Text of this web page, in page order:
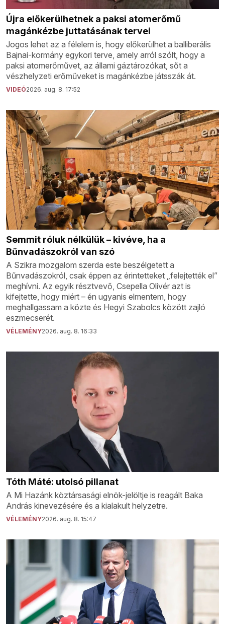
Újra előkerülhetnek a paksi atomerőmű
magánkézbe juttatásának tervei
Jogos lehet az a félelem is, hogy előkerülhet a balliberális
Bajnai-kormány egykori terve, amely arról szólt, hogy a
paksi atomerőművet, az állami gáztározókat, sőt a
vészhelyzeti erőműveket is magánkézbe játsszák át.
VIDEÓ2026. aug. 8. 17:52
Semmit róluk nélkülük – kivéve, ha a
Bűnvadászokról van szó
A Szikra mozgalom szerda este beszélgetett a
Bűnvadászokról, csak éppen az érintetteket „felejtették el”
meghívni. Az egyik résztvevő, Csepella Olivér azt is
kifejtette, hogy miért – én ugyanis elmentem, hogy
meghallgassam a közte és Hegyi Szabolcs között zajló
eszmecserét.
VÉLEMÉNY2026. aug. 8. 16:33
Tóth Máté: utolsó pillanat
A Mi Hazánk köztársasági elnök-jelöltje is reagált Baka
András kinevezésére és a kialakult helyzetre.
VÉLEMÉNY2026. aug. 8. 15:47